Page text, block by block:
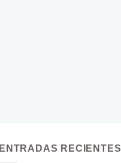
ENTRADAS RECIENTES